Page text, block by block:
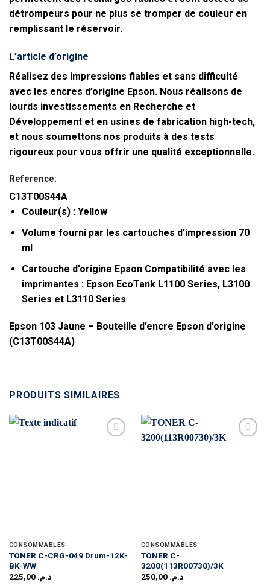
détrompeurs pour ne plus se tromper de couleur en
remplissant le réservoir.
L’article d’origine
Réalisez des impressions fiables et sans difficulté
avec les encres d’origine Epson. Nous réalisons de
lourds investissements en Recherche et
Développement et en usines de fabrication high-tech,
et nous soumettons nos produits à des tests
rigoureux pour vous offrir une qualité exceptionnelle.
Reference:
C13T00S44A
Couleur(s) : Yellow
Volume fourni par les cartouches d’impression 70
ml
Cartouche d’origine Epson Compatibilité avec les
imprimantes : Epson EcoTank L1100 Series, L3100
Series et L3110 Series
Epson 103 Jaune – Bouteille d’encre Epson d’origine
(C13T00S44A)
PRODUITS SIMILAIRES
CONSOMMABLES
TONER C-CRG-049 Drum-12K-
BK-WW
د.م. 225,00
CONSOMMABLES
TONER C-
3200(113R00730)/3K
د.م. 250,00